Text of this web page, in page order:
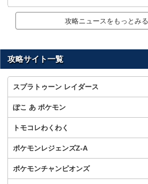
攻略ニュースをもっとみる
攻略サイト一覧
スプラトゥーン レイダース
ぽこ あ ポケモン
トモコレわくわく
ポケモンレジェンズZ-A
ポケモンチャンピオンズ